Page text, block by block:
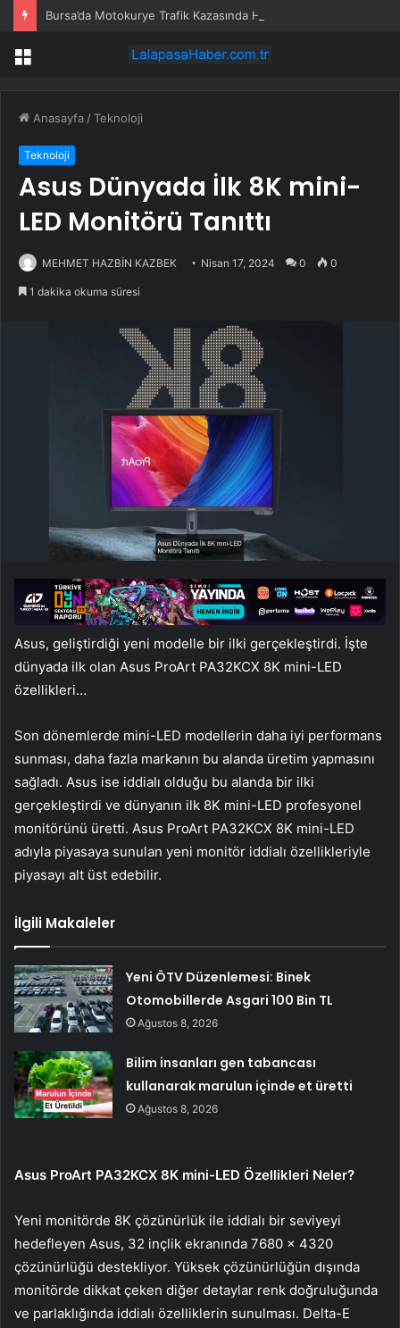
Bursa’da Motokurye Trafik Kazasında Hayatını Kaybetti
Menü
Anasayfa /Teknoloji
Teknoloji
Asus Dünyada İlk 8K mini-
LED Monitörü Tanıttı
MEHMET HAZBİN KAZBEK Nisan 17, 2024 0 0
1 dakika okuma süresi
Asus, geliştirdiği yeni modelle bir ilki gerçekleştirdi. İşte
dünyada ilk olan Asus ProArt PA32KCX 8K mini-LED
özellikleri…
Son dönemlerde mini-LED modellerin daha iyi performans
sunması, daha fazla markanın bu alanda üretim yapmasını
sağladı. Asus ise iddialı olduğu bu alanda bir ilki
gerçekleştirdi ve dünyanın ilk 8K mini-LED profesyonel
monitörünü üretti. Asus ProArt PA32KCX 8K mini-LED
adıyla piyasaya sunulan yeni monitör iddialı özellikleriyle
piyasayı alt üst edebilir.
İlgili Makaleler
Yeni ÖTV Düzenlemesi: Binek
Otomobillerde Asgari 100 Bin TL
Ağustos 8, 2026
Bilim insanları gen tabancası
kullanarak marulun içinde et üretti
Ağustos 8, 2026
Asus ProArt PA32KCX 8K mini-LED Özellikleri Neler?
Yeni monitörde 8K çözünürlük ile iddialı bir seviyeyi
hedefleyen Asus, 32 inçlik ekranında 7680 x 4320
çözünürlüğü destekliyor. Yüksek çözünürlüğün dışında
monitörde dikkat çeken diğer detaylar renk doğruluğunda
ve parlaklığında iddialı özelliklerin sunulması. Delta-E